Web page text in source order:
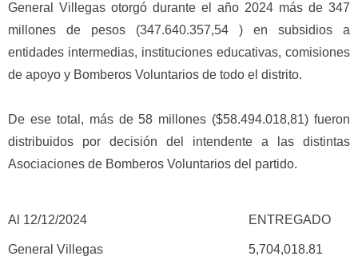
General Villegas otorgó durante el año 2024 más de 347
millones de pesos (347.640.357,54 ) en subsidios a
entidades intermedias, instituciones educativas, comisiones
de apoyo y Bomberos Voluntarios de todo el distrito.
De ese total, más de 58 millones ($58.494.018,81) fueron
distribuidos por decisión del intendente a las distintas
Asociaciones de Bomberos Voluntarios del partido.
Al 12/12/2024 ENTREGADO
General Villegas
5,704,018.81